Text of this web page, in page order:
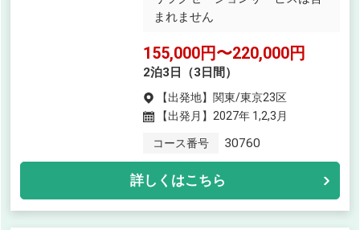
まれません
155,000円〜220,000円
2泊3日（3日間）
【出発地】 関東/東京23区
【出発月】 2027年 1,2,3月
コース番号 30760
詳しくはこちら